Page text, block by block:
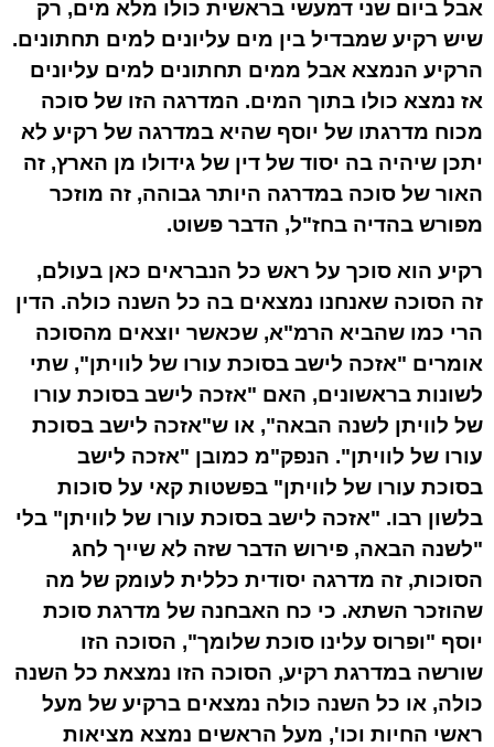
אבל ביום שני דמעשי בראשית כולו מלא מים, רק
שיש רקיע שמבדיל בין מים עליונים למים תחתונים.
הרקיע הנמצא אבל ממים תחתונים למים עליונים
אז נמצא כולו בתוך המים. המדרגה הזו של סוכה
מכוח מדרגתו של יוסף שהיא במדרגה של רקיע לא
יתכן שיהיה בה יסוד של דין של גידולו מן הארץ, זה
האור של סוכה במדרגה היותר גבוהה, זה מוזכר
מפורש בהדיה בחז"ל, הדבר פשוט.
רקיע הוא סוכך על ראש כל הנבראים כאן בעולם,
זה הסוכה שאנחנו נמצאים בה כל השנה כולה. הדין
הרי כמו שהביא הרמ"א, שכאשר יוצאים מהסוכה
אומרים "אזכה לישב בסוכת עורו של לוויתן", שתי
לשונות בראשונים, האם "אזכה לישב בסוכת עורו
של לוויתן לשנה הבאה", או ש"אזכה לישב בסוכת
עורו של לוויתן". הנפק"מ כמובן "אזכה לישב
בסוכת עורו של לוויתן" בפשטות קאי על סוכות
בלשון רבו. "אזכה לישב בסוכת עורו של לוויתן" בלי
"לשנה הבאה, פירוש הדבר שזה לא שייך לחג
הסוכות, זה מדרגה יסודית כללית לעומק של מה
שהוזכר השתא. כי כח האבחנה של מדרגת סוכת
יוסף "ופרוס עלינו סוכת שלומך", הסוכה הזו
שורשה במדרגת רקיע, הסוכה הזו נמצאת כל השנה
כולה, או כל השנה כולה נמצאים ברקיע של מעל
ראשי החיות וכו', מעל הראשים נמצא מציאות